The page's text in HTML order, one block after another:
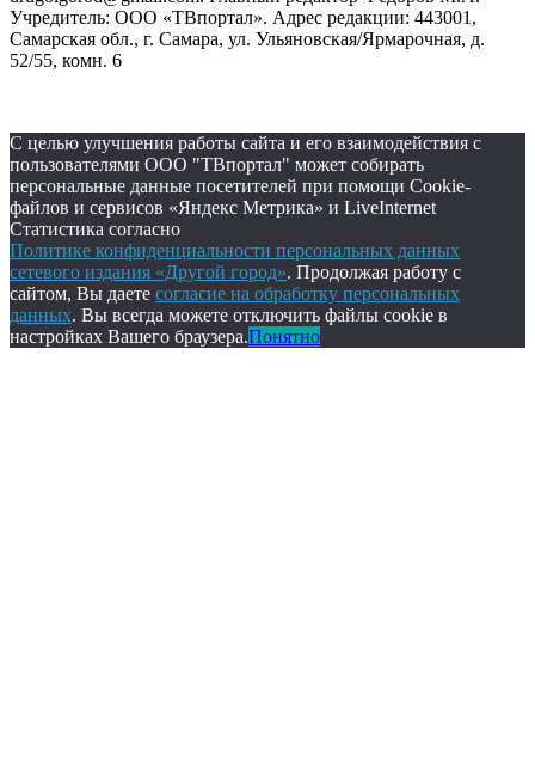
Учредитель: ООО «ТВпортал». Адрес редакции: 443001,
Самарская обл., г. Самара, ул. Ульяновская/Ярмарочная, д.
52/55, комн. 6
С целью улучшения работы сайта и его взаимодействия с
пользователями ООО "ТВпортал" может собирать
персональные данные посетителей при помощи Cookie-
файлов и сервисов «Яндекс Метрика» и LiveInternet
Статистика согласно
Политике конфиденциальности персональных данных
сетевого издания «Другой город». Продолжая работу с
сайтом, Вы даете согласие на обработку персональных
данных. Вы всегда можете отключить файлы cookie в
настройках Вашего браузера.Понятно